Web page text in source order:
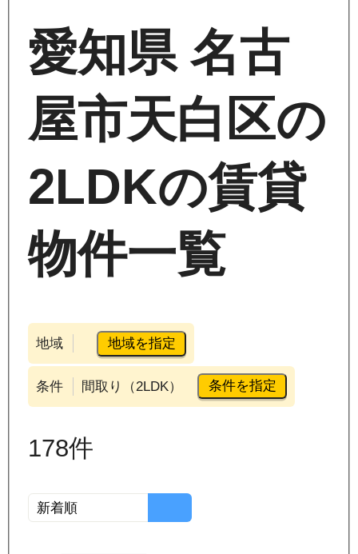
愛知県 名古
屋市天白区の
2LDKの賃貸
物件一覧
地域 地域を指定
条件 間取り（2LDK） 条件を指定
178件